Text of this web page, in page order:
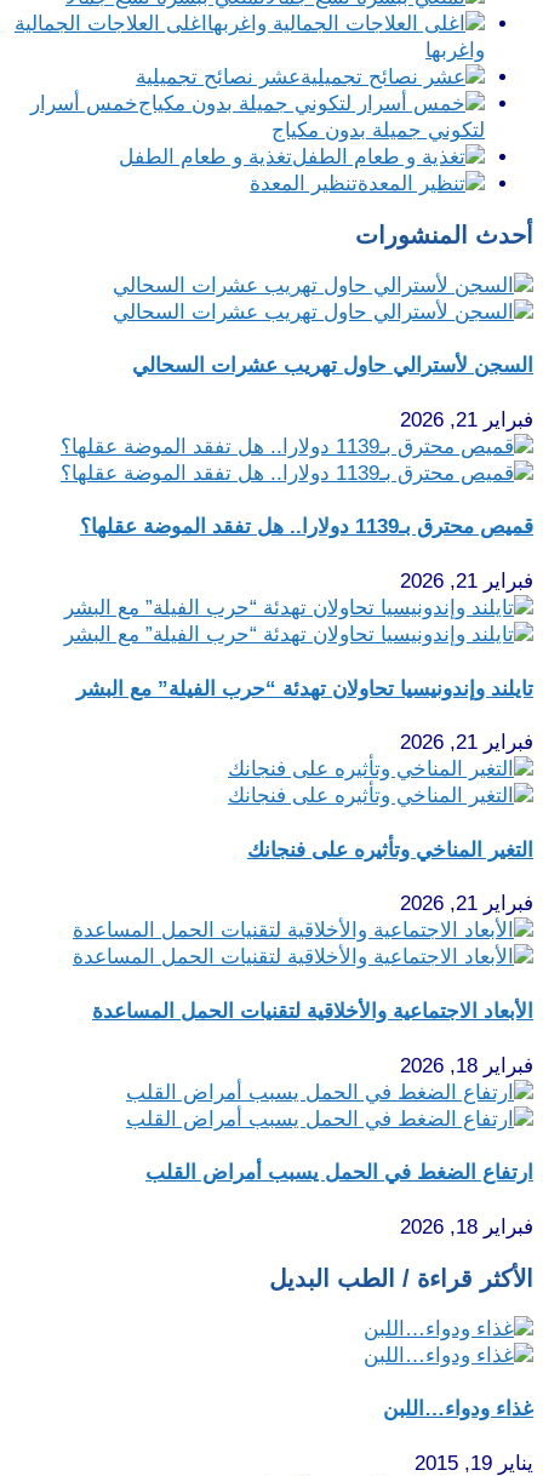
اغلى العلاجات الجمالية
واغربها
عشر نصائح تجميلية
خمس أسرار
لتكوني جميلة بدون مكياج
تغذية و طعام الطفل
تنظير المعدة
المنشورات
لأسترالي حاول تهريب عشرات السحالي
21, 2026
محترق بـ1139 دولارا.. هل تفقد الموضة عقلها؟
21, 2026
وإندونيسيا تحاولان تهدئة “حرب الفيلة” مع البشر
21, 2026
المناخي وتأثيره على فنجانك
21, 2026
الاجتماعية والأخلاقية لتقنيات الحمل المساعدة
18, 2026
الضغط في الحمل يسبب أمراض القلب
18, 2026
قراءة / الطب البديل
ودواء…اللبن
19, 2015